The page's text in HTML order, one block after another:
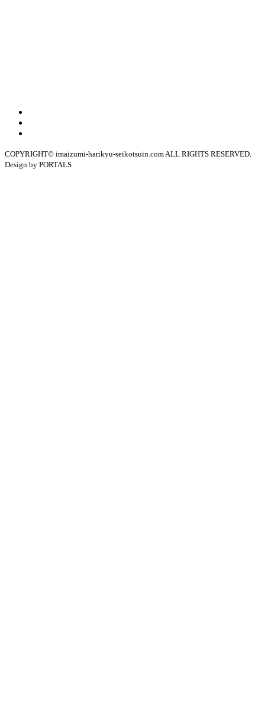
COPYRIGHT© imaizumi-harikyu-seikotsuin.com ALL RIGHTS RESERVED.
Design by PORTALS